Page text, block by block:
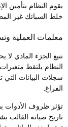
النظام بتأمين
السبائك غير
العملية
الجزء المادي لا
يلتقط
البيانات التي
ظروف الأدوات
صيانة القالب